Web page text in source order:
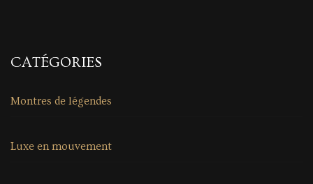
CATÉGORIES
Montres de légendes
Luxe en mouvement